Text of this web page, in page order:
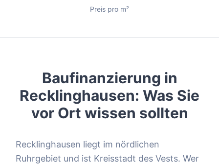
Preis pro m²
Baufinanzierung in
Recklinghausen: Was Sie
vor Ort wissen sollten
Recklinghausen liegt im nördlichen
Ruhrgebiet und ist Kreisstadt des Vests. Wer